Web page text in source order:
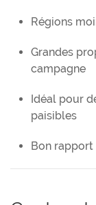
Régions
Grandes
campagne
Idéal pour
paisibles
Bon